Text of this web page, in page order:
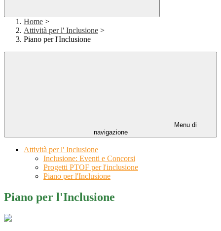
Home >
Attività per l' Inclusione >
Piano per l'Inclusione
Menu di
navigazione
Attività per l' Inclusione
Inclusione: Eventi e Concorsi
Progetti PTOF per l'inclusione
Piano per l'Inclusione
Piano per l'Inclusione